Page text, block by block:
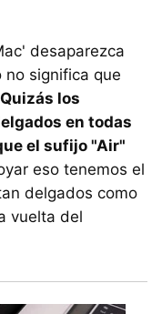
desaparezca
no significa que
Quizás los
en todas
el sufijo "Air"
eso tenemos el
delgados como
vuelta del